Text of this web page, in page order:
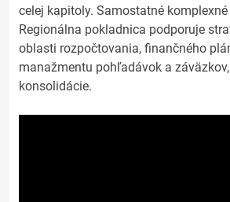
celej kapitoly. Samostatné komplexné
Regionálna pokladnica podporuje
oblasti rozpočtovania, finančného
manažmentu pohľadávok a
konsolidácie.